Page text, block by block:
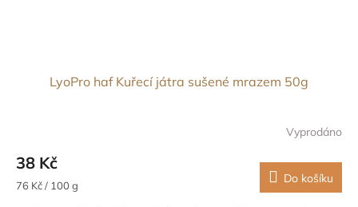
LyoPro haf Kuřecí játra sušené mrazem 50g
Vyprodáno
38 Kč
Měrná
76 Kč / 100 g Do košíku